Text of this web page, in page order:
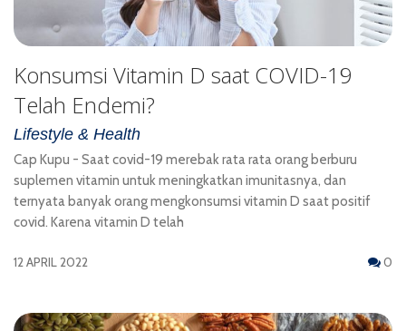
Konsumsi Vitamin D saat COVID-19
Telah Endemi?
Lifestyle & Health
Cap Kupu - Saat covid-19 merebak rata rata orang berburu
suplemen vitamin untuk meningkatkan imunitasnya, dan
ternyata banyak orang mengkonsumsi vitamin D saat positif
covid. Karena vitamin D telah
12 APRIL 2022 0